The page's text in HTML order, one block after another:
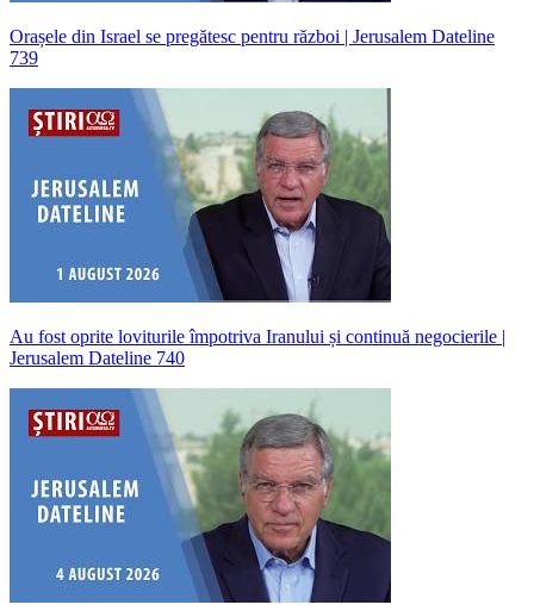
Orașele din Israel se pregătesc pentru război | Jerusalem Dateline
739
Au fost oprite loviturile împotriva Iranului și continuă negocierile |
Jerusalem Dateline 740